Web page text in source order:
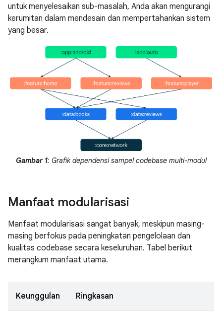
untuk menyelesaikan sub-masalah, Anda akan mengurangi
kerumitan dalam mendesain dan mempertahankan sistem
yang besar.
Gambar 1: Grafik dependensi sampel codebase multi-modul
Manfaat modularisasi
Manfaat modularisasi sangat banyak, meskipun masing-
masing berfokus pada peningkatan pengelolaan dan
kualitas codebase secara keseluruhan. Tabel berikut
merangkum manfaat utama.
Keunggulan Ringkasan